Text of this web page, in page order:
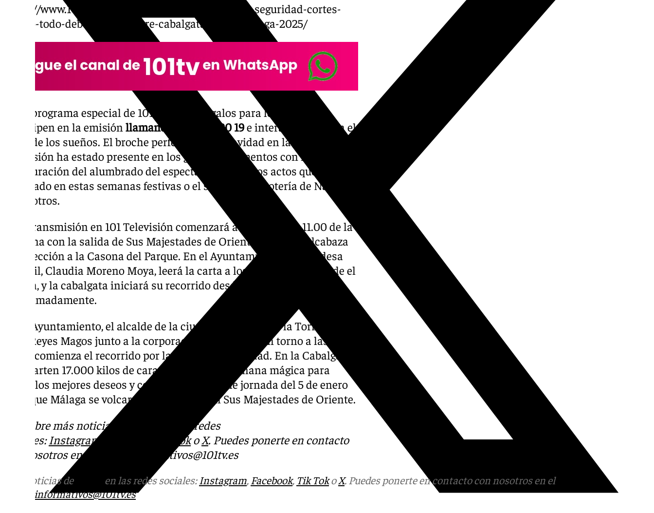
https://www.101tv.es/horario-recorrido-dispositivo-seguridad-cortes-
trafico-todo-debes-saber-sobre-cabalgata-reyes-malaga-2025/
En el programa especial de 101TV, habrá regalos para los niños que
participen en la emisión llamando al 664 31 90 19e interactuando con el
árbol de los sueños. El broche perfecto a una Navidad en la que 101
Televisión ha estado presente en los grandes momentos con la
inauguración del alumbrado del espectáculo luces, los actos que se han
celebrado en estas semanas festivas o el sorteo de la Lotería de Navidad,
entre otros.
La retransmisión en 101 Televisión comenzará a partir de las 11.00 de la
mañana con la salida de Sus Majestades de Oriente desde La Alcabaza
en dirección a la Casona del Parque. En el Ayuntamiento, la alcaldesa
infantil, Claudia Moreno Moya, leerá la carta a los Reyes Magos desde el
balcón, y la cabalgata iniciará su recorrido desde allí a las 12:30 horas
aproximadamente.
En el Ayuntamiento, el alcalde de la ciudad, Francisco de la Torre, recibe
a los Reyes Magos junto a la corporación municipal. En torno a las 12.30
horas comienza el recorrido por las calles de la ciudad. En la Cabalgata
se reparten 17.000 kilos de caramelos en una mañana mágica para
poner los mejores deseos y color a la entrañable jornada del 5 de enero
en la que Málaga se volcará una vez más con Sus Majestades de Oriente.
Descubre más noticias de 101Tv en las redes
sociales: Instagram Tik Toko X. Puedes ponerte en contacto
con nosotros en el correo
informativos@101tv.es
Más noticias de en las redes sociales: Instagram, Facebook, Tik TokoX. Puedes ponerte en contacto con nosotros en el
informativos@101tv.es